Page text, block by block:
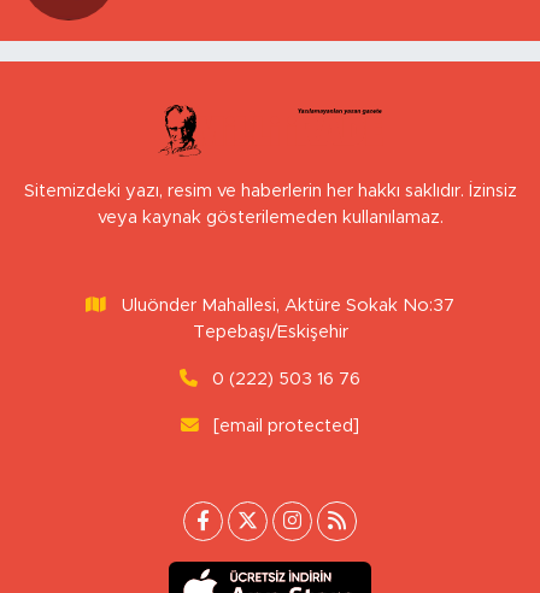
Sitemizdeki yazı, resim ve haberlerin her hakkı saklıdır. İzinsiz
veya kaynak gösterilemeden kullanılamaz.
Uluönder Mahallesi, Aktüre Sokak No:37
Tepebaşı/Eskişehir
0 (222) 503 16 76
[email protected]